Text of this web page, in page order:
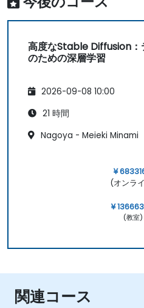
高度なStable Diffusion：
のための深層学習
2026-09-08 10:00
21 時間
Nagoya - Meieki Minami
¥
(オンラ
¥
(教室)
関連コース